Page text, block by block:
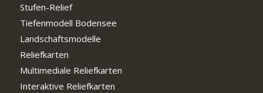
Stufen-Relief
Tiefenmodell Bodensee
Landschaftsmodelle
Reliefkarten
Multimediale Reliefkarten
Interaktive Reliefkarten